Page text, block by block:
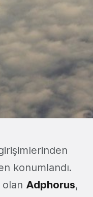
konumlandı.
Adphorus,